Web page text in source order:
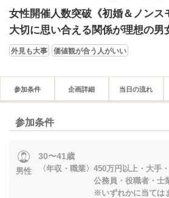
女性開催人数突破《初婚＆ノンス
大切に思い合える関係が理想の男
外見も大事 価値観が合う人がいい
参加条件 企画詳細 当日の流れ
参加条件
男性
30〜41歳
〈年収・職業〉450万円以上・大手
公務員・役職者・士業職
※いずれかに当てはま